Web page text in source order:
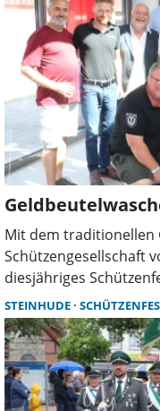
Mit dem traditionellen
Schützengesellschaft
diesjähriges
und Bratkartoffeln
Auch das emotional
Thema.
STEINHUDE